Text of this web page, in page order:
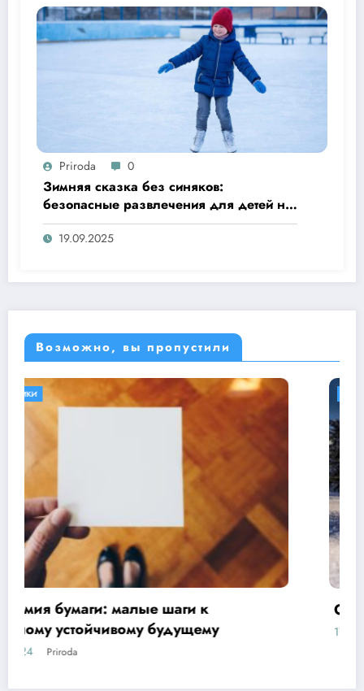
Priroda 0
Зимняя сказка без синяков:
безопасные развлечения для детей на
улице
19.09.2025
Возможно, вы пропустили
БЕЗ РУБРИКИ ОБЕРЕГАЕМ ПРИРОДУ
Основы бережливого отношения
17.10.2024 Priroda